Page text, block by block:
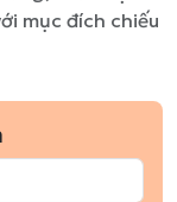
mục đích chiếu